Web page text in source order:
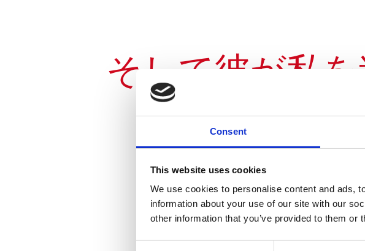
Consent
This website uses cookies
We use cookies to personalise content and ads,
information about your use of our site with our
other information that you’ve provided to them
そして彼が私
#シ